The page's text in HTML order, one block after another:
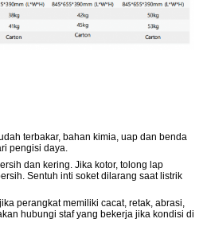
terbakar, bahan kimia, uap dan benda
pengisi daya.
dan kering. Jika kotor, tolong lap
Sentuh inti soket dilarang saat listrik
perangkat memiliki cacat, retak, abrasi,
hubungi staf yang bekerja jika kondisi di